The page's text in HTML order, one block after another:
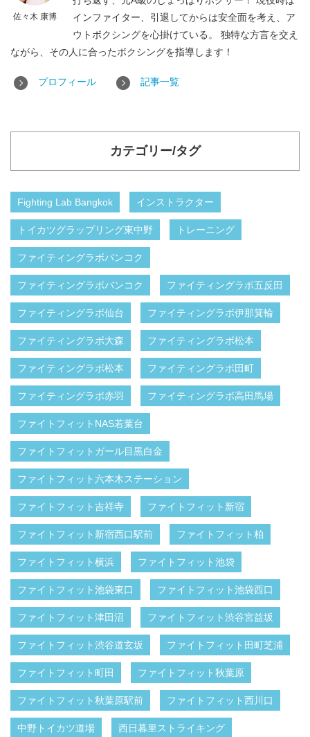
佐々木 康博
インファイター、引退してからは安全面を考え、ア
ウトボクシングを心掛けている。 独特な方言を交え
ながら、その人に合ったボクシングを指導します！
プロフィール 記事一覧
カテゴリー/タグ
Fighting Lab Bangkok インストラクター
トイカツグラップリング東中野 トレーニング
ファイティングラボバンコク
ファイティングラボバンコク ファイティングラボ五反田
ファイティングラボ仙台 ファイティングラボ伊那箕輪
ファイティングラボ大森 ファイティングラボ松本
ファイティングラボ松本 ファイティングラボ田町
ファイティングラボ赤羽 ファイティングラボ高田馬場
ファイトフィットNAS若葉台
ファイトフィットガール目黒白金
ファイトフィット六本木ステーション
ファイトフィット吉祥寺 ファイトフィット新宿
ファイトフィット新宿西口駅前 ファイトフィット柏
ファイトフィット横浜 ファイトフィット池袋
ファイトフィット池袋東口 ファイトフィット池袋西口
ファイトフィット津田沼 ファイトフィット渋谷宮益坂
ファイトフィット渋谷道玄坂 ファイトフィット田町芝浦
ファイトフィット町田 ファイトフィット秋葉原
ファイトフィット秋葉原駅前 ファイトフィット西川口
中野トイカツ道場 西日暮里ストライキング